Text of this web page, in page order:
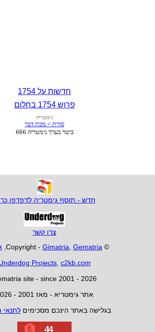
חדשות על 1754
פרוש 1754 בחלום
חדש - תוסף גימטריה לדפדפן
צרו קשר
© Copyright -
Gimatria, Gematria
,
Projects, c2kb.com
site - since 2001 - 2026
אתר גימטריא - מאז 2001 - 2026
בגלישה באתר הינכם מסכימיםלתנאי
44